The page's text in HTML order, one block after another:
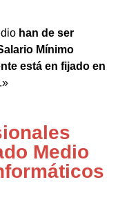
han de ser
Mínimo
está en fijado en
.»
Medio